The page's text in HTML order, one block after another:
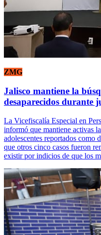
ZMG
Jalisco mantiene la
desaparecidos durante
La Vicefiscalía Especial en
informó que mantiene activas
adolescentes reportados como
que otros cinco casos fueron
existir por indicios de que los